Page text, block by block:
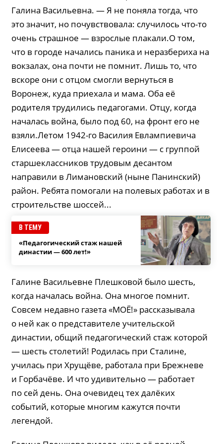
Галина Васильевна. — Я не поняла тогда, что
это значит, но почувствовала: случилось что-то
очень страшное — взрослые плакали.О том,
что в городе начались паника и неразбериха на
вокзалах, она почти не помнит. Лишь то, что
вскоре они с отцом смогли вернуться в
Воронеж, куда приехала и мама. Оба её
родителя трудились педагогами. Отцу, когда
началась война, было под 60, на фронт его не
взяли.Летом 1942-го Василия Евлампиевича
Елисеева — отца нашей героини — с группой
старшеклассников трудовым десантом
направили в Лимановский (ныне Панинский)
район. Ребята помогали на полевых работах и в
строительстве шоссей...
«Педагогический стаж нашей
династии — 600 лет!»
В ТЕМУ
Галине Васильевне Плешковой было шесть,
когда началась война. Она многое помнит.
Совсем недавно газета «МОЁ!» рассказывала
о ней как о представителе учительской
династии, общий педагогический стаж которой
— шесть столетий! Родилась при Сталине,
училась при Хрущёве, работала при Брежневе
и Горбачёве. И что удивительно — работает
по сей день. Она очевидец тех далёких
событий, которые многим кажутся почти
легендой.